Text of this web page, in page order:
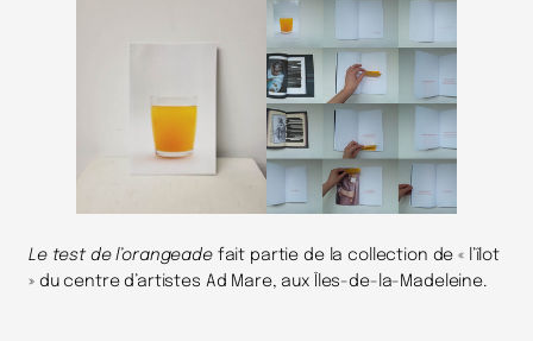
Le test de l’orangeadefait partie de la collection de « l’îlot
» du centre d’artistes Ad Mare, aux Îles-de-la-Madeleine.